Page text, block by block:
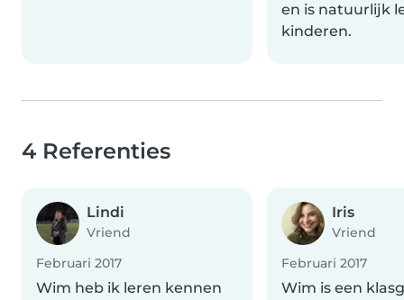
en is natuurlijk
kinderen.
4 Referenties
Lindi
Vriend
Februari 2017
Wim heb ik leren kennen
Iris
Vriend
Februari 2017
Wim is een